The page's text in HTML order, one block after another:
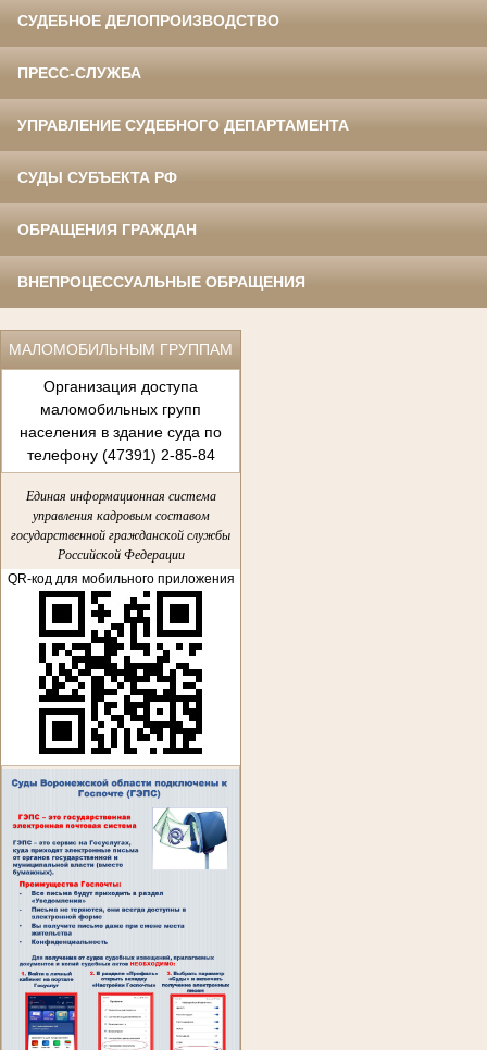
СУДЕБНОЕ ДЕЛОПРОИЗВОДСТВО
ПРЕСС-СЛУЖБА
УПРАВЛЕНИЕ СУДЕБНОГО ДЕПАРТАМЕНТА
СУДЫ СУБЪЕКТА РФ
ОБРАЩЕНИЯ ГРАЖДАН
ВНЕПРОЦЕССУАЛЬНЫЕ ОБРАЩЕНИЯ
МАЛОМОБИЛЬНЫМ ГРУППАМ
Организация доступа
маломобильных групп
населения в здание суда по
телефону (47391) 2-85-84
Единая информационная система
управления кадровым составом
государственной гражданской службы
Российской Федерации
QR-код для мобильного приложения